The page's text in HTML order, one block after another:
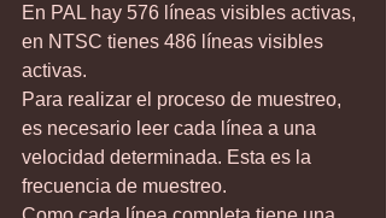
En PAL hay 576 líneas visibles activas,
en NTSC tienes 486 líneas visibles
activas.
Para realizar el proceso de muestreo,
es necesario leer cada línea a una
velocidad determinada. Esta es la
frecuencia de muestreo.